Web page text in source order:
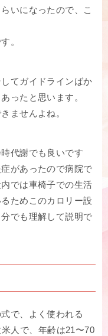
いになったので、こ
。
てガイドラインばか
ったと思います。
ませんよね。
代謝でも良いです
があったので病院で
では車椅子での生活
ためこのカロリー設
でも理解して説明で
で、よく使われる
人で、年齢は21〜70